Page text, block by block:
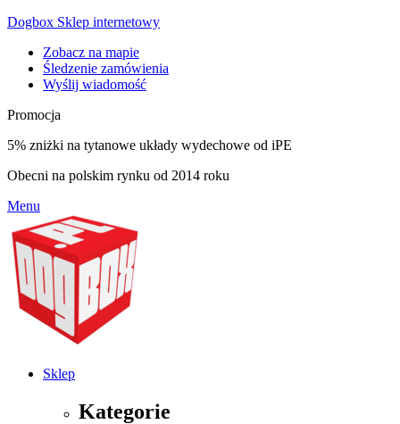
Dogbox Sklep internetowy
Zobacz na mapie
Śledzenie zamówienia
Wyślij wiadomość
Promocja
5% zniżki na tytanowe układy wydechowe od iPE
Obecni na polskim rynku od 2014 roku
Menu
Sklep
Kategorie